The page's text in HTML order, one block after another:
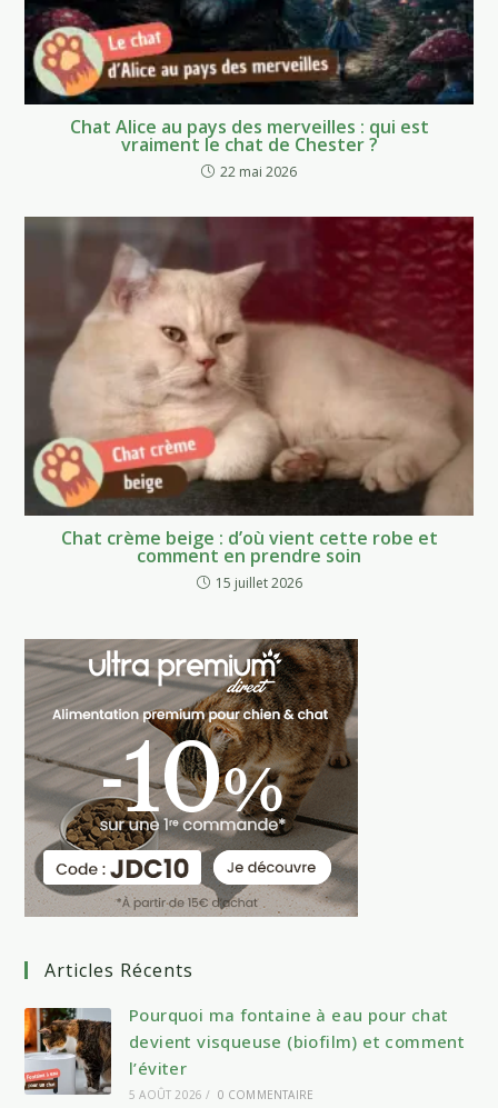
Chat Alice au pays des merveilles : qui est
vraiment le chat de Chester ?
22 mai 2026
Chat crème beige : d’où vient cette robe et
comment en prendre soin
15 juillet 2026
Articles Récents
Pourquoi ma fontaine à eau pour chat
devient visqueuse (biofilm) et comment
l’éviter
5 AOÛT 2026 / 0 COMMENTAIRE